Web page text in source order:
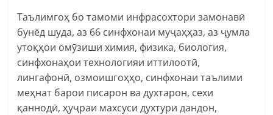
Таълимгоҳ бо тамоми инфрасохтори замонавӣ
бунёд шуда, аз 66 синфхонаи муҷаҳҳаз, аз ҷумла
утоқҳои омӯзиши химия, физика, биология,
синфхонаҳои технологияи иттилоотӣ,
лингафонӣ, озмоишгоҳҳо, синфхонаи таълими
меҳнат барои писарон ва духтарон, сехи
қаннодӣ, ҳуҷраи махсуси духтури дандон,